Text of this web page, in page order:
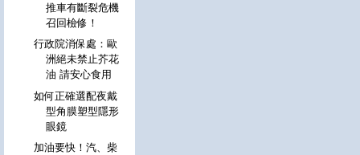
推車有斷裂危機
召回檢修！
行政院消保處：歐
洲絕未禁止芥花
油 請安心食用
如何正確選配夜戴
型角膜塑型隱形
眼鏡
加油要快！汽、柴